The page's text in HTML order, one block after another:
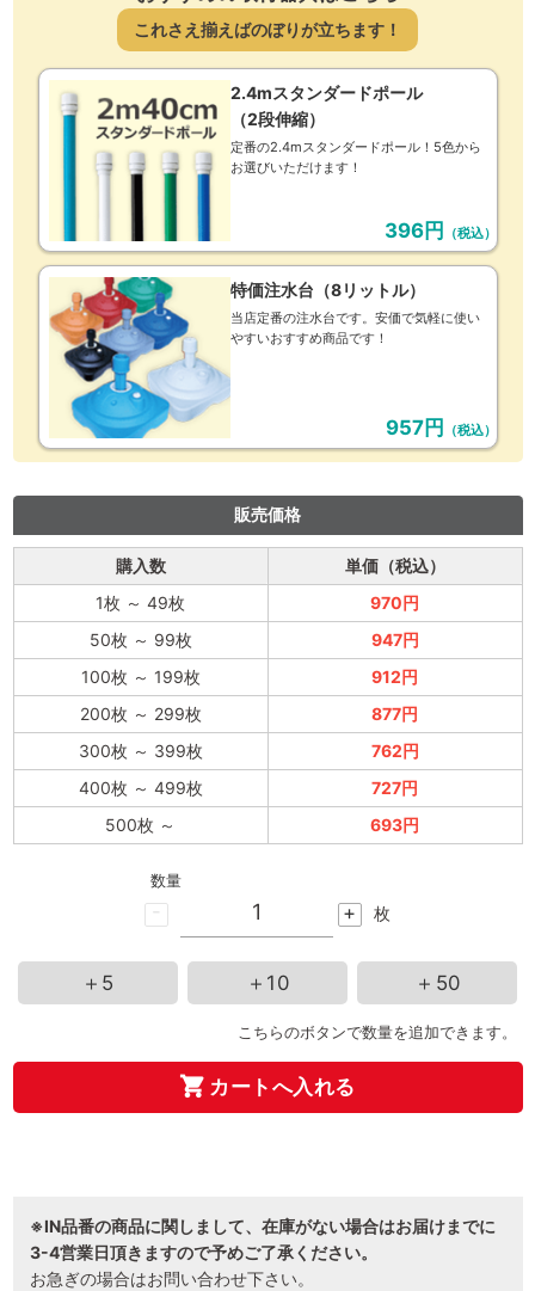
これさえ揃えばのぼりが立ちます！
2.4mスタンダードポール
（2段伸縮）
定番の2.4mスタンダードポール！5色から
お選びいただけます！
396円 （税込）
特価注水台（8リットル）
当店定番の注水台です。安価で気軽に使い
やすいおすすめ商品です！
957円 （税込）
販売価格
購入数
単価（税込）
1枚 ～ 49枚
970円
50枚 ～ 99枚
947円
100枚 ～ 199枚
912円
200枚 ～ 299枚
877円
300枚 ～ 399枚
762円
400枚 ～ 499枚
727円
500枚 ～ 693円
-
数量
+ 枚
＋5 ＋10 ＋50
こちらのボタンで数量を追加できます。
カートへ入れる
※IN品番の商品に関しまして、在庫がない場合はお届けまでに
3-4営業日頂きますので予めご了承ください。
お急ぎの場合はお問い合わせ下さい。